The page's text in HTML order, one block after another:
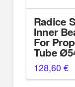
Radice
Inner
For
Tube
128,60€